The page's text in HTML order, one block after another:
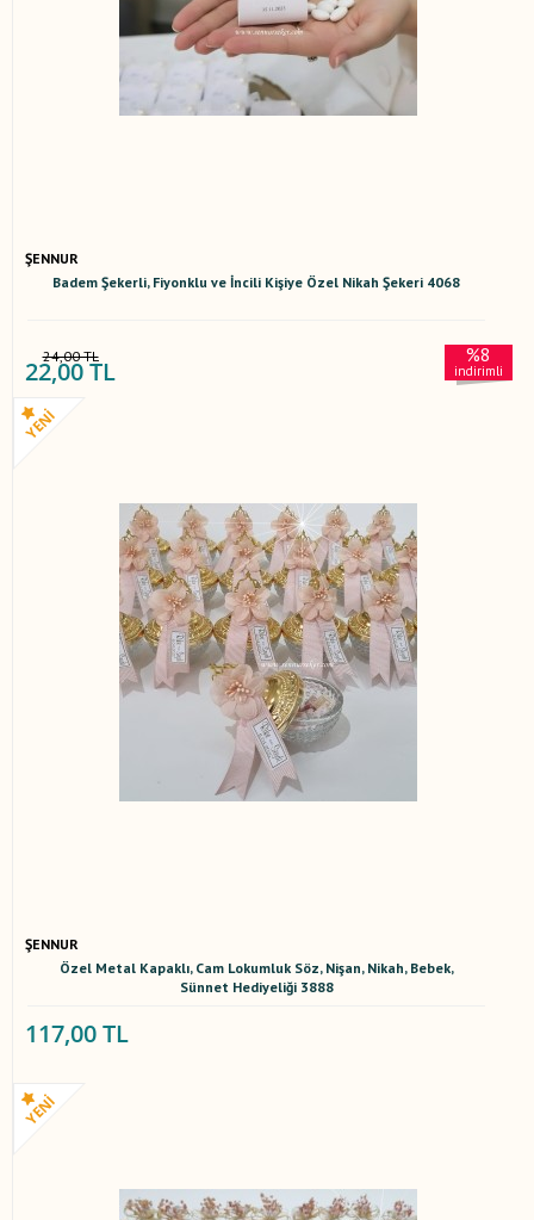
ŞENNUR
Badem Şekerli, Fiyonklu ve İncili Kişiye Özel Nikah Şekeri 4068
24,00 TL
22,00 TL
%8
indirimli
ŞENNUR
Özel Metal Kapaklı, Cam Lokumluk Söz, Nişan, Nikah, Bebek,
Sünnet Hediyeliği 3888
117,00 TL